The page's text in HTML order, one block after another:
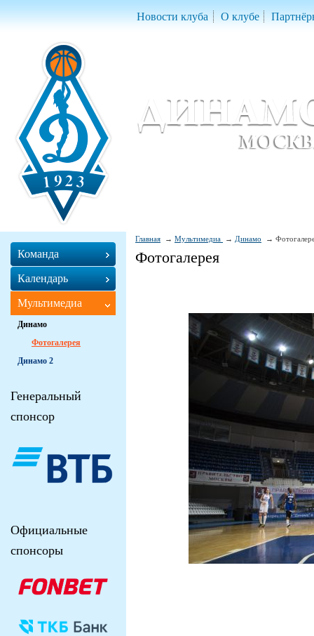
Новости клуба О клубе
Главная Мультимедиа Динамо
Фотогалерея
Команда
Календарь
Мультимедиа
Динамо
Фотогалерея
Динамо 2
Генеральный
спонсор
Официальные
спонсоры